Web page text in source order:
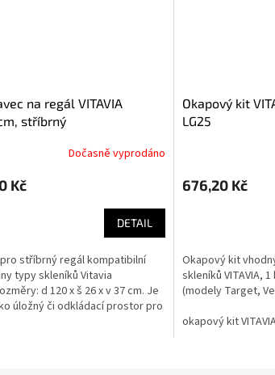
stříbrný
Dočasně vyprodáno
Kč
DETAIL
stříbrný regál kompatibilní
typy skleníků Vitavia
d 120 x š 26 x v 37 cm. Je
úložný či odkládací prostor pro
okapový kit VITAVIA (2603043)
LG25
676,20 Kč
Okapový kit
skleníků VITAVIA,
(modely Target,
okapový kit